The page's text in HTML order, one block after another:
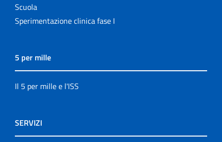
Scuola
Sperimentazione clinica fase I
5 per mille
Il 5 per mille e l'ISS
SERVIZI